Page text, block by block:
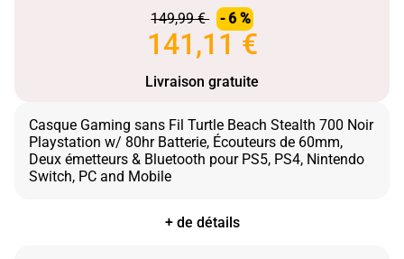
149,99 € - 6 %
141,11 €
Livraison gratuite
Casque Gaming sans Fil Turtle Beach Stealth 700 Noir
Playstation w/ 80hr Batterie, Écouteurs de 60mm,
Deux émetteurs & Bluetooth pour PS5, PS4, Nintendo
+ de détails